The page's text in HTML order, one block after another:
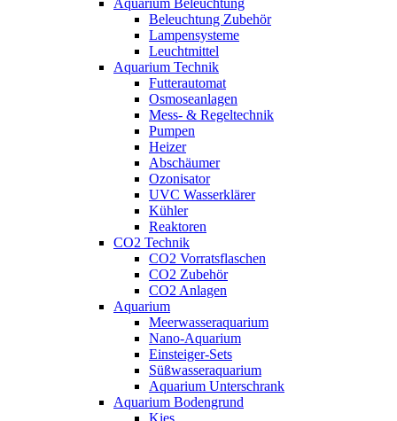
Aquarium Beleuchtung
Beleuchtung Zubehör
Lampensysteme
Leuchtmittel
Aquarium Technik
Futterautomat
Osmoseanlagen
Mess- & Regeltechnik
Pumpen
Heizer
Abschäumer
Ozonisator
UVC Wasserklärer
Kühler
Reaktoren
CO2 Technik
CO2 Vorratsflaschen
CO2 Zubehör
CO2 Anlagen
Aquarium
Meerwasseraquarium
Nano-Aquarium
Einsteiger-Sets
Süßwasseraquarium
Aquarium Unterschrank
Aquarium Bodengrund
Kies